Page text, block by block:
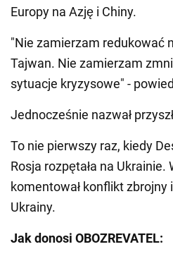
Europy na Azję i Chiny.
"Nie zamierzam redukować
Tajwan. Nie zamierzam
sytuacje kryzysowe" -
Jednocześnie nazwał
To nie pierwszy raz, kiedy
Rosja rozpętała na
komentował konflikt zbrojny
Ukrainy.
Jak donosi OBOZREVATEL: